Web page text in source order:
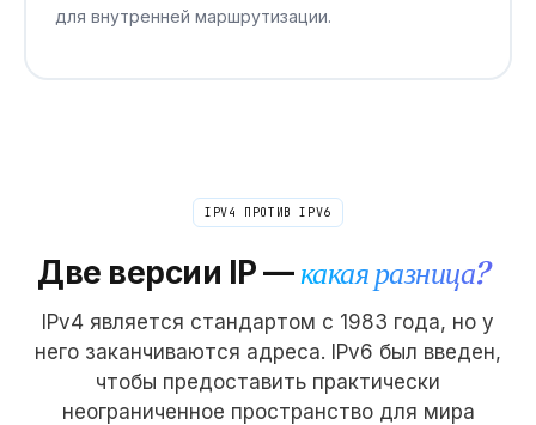
для внутренней маршрутизации.
IPV4 ПРОТИВ IPV6
Две версии IP —какая разница?
IPv4 является стандартом с 1983 года, но у
него заканчиваются адреса. IPv6 был введен,
чтобы предоставить практически
неограниченное пространство для мира